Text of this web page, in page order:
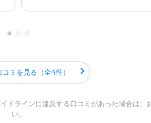
ミを見る（全4件）
ドラインに違反する口コミがあった場合は、
い。